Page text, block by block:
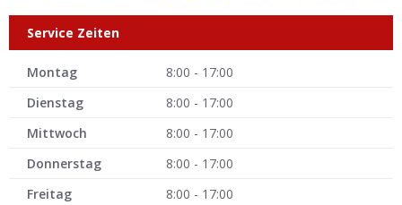
Service Zeiten
Montag
8:00 - 17:00
Dienstag
8:00 - 17:00
Mittwoch
8:00 - 17:00
Donnerstag
8:00 - 17:00
Freitag
8:00 - 17:00